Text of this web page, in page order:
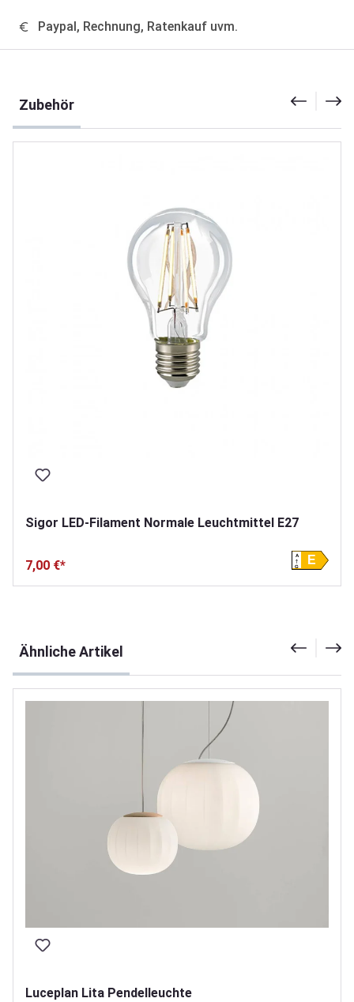
Paypal, Rechnung, Ratenkauf uvm.
Zubehör
Sigor LED-Filament Normale Leuchtmittel E27
7,00 €* E
A
G
Ähnliche Artikel
Luceplan Lita Pendelleuchte